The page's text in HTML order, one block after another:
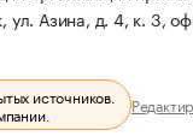
ул. Азина, д. 4, к. 3,
источников.